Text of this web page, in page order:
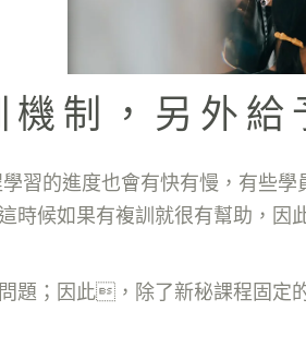
制，另外給
習的進度也會有快有慢，有些學
候如果有複訓就很有幫助，因
題；因此，除了新秘課程固定